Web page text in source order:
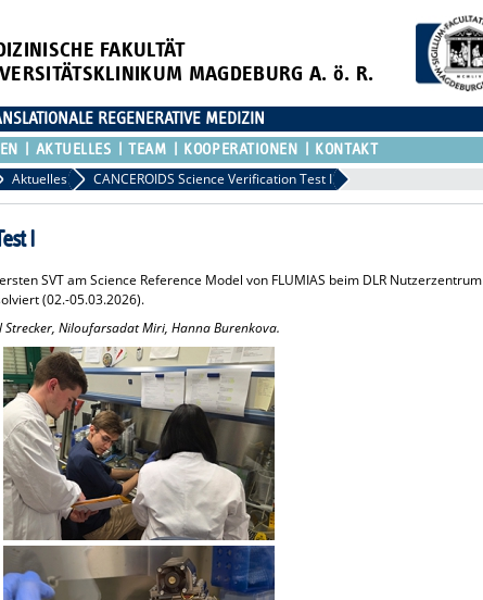
FAKULTÄT
MAGDEBURG A. ö. R.
REGENERATIVE MEDIZIN
AKTUELLES TEAM KOOPERATIONEN KONTAKT
Aktuelles CANCEROIDS Science Verification Test I
I
SVT am Science Reference Model von FLUMIAS beim DLR Nutzerzentrum
(02.-05.03.2026).
Strecker, Niloufarsadat Miri, Hanna Burenkova.